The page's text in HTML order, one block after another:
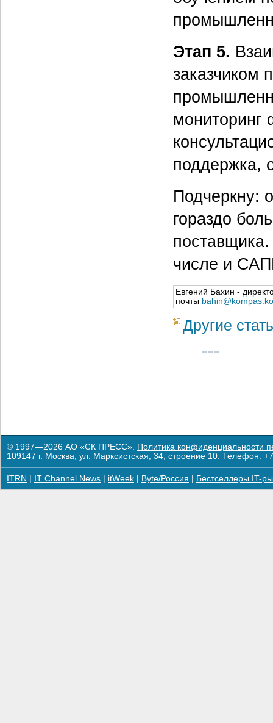
Этап 5.
заказчиком
мониторинг
поддержка,
Подчеркну:
гораздо
числе и
Евгений Бахин -
почты
Другие
© 1997—2026 АО «СК ПРЕСС». Политика конфиденциальности
109147 г. Москва, ул. Марксистская, 34, строение 10. Телефон:
ITRN IT Channel News itWeek Byte/Россия Бестселлеры IT-